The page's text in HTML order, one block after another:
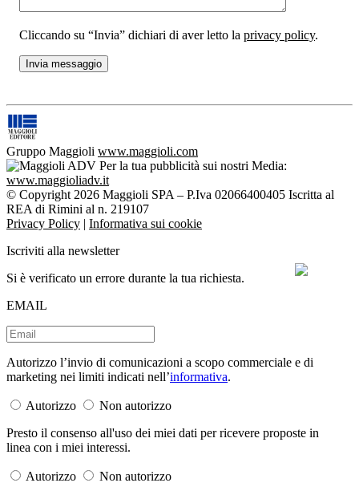
Cliccando su “Invia” dichiari di aver letto la privacy policy.
Gruppo Maggioli www.maggioli.com
Per la tua pubblicità sui nostri Media:
www.maggioliadv.it
© Copyright 2026 Maggioli SPA – P.Iva 02066400405 Iscritta al
REA di Rimini al n. 219107
Privacy Policy | Informativa sui cookie
Iscriviti alla newsletter
Si è verificato un errore durante la tua richiesta.
EMAIL
Autorizzo l’invio di comunicazioni a scopo commerciale e di
marketing nei limiti indicati nell’informativa.
Autorizzo
Non autorizzo
Presto il consenso all'uso dei miei dati per ricevere proposte in
linea con i miei interessi.
Autorizzo Non autorizzo